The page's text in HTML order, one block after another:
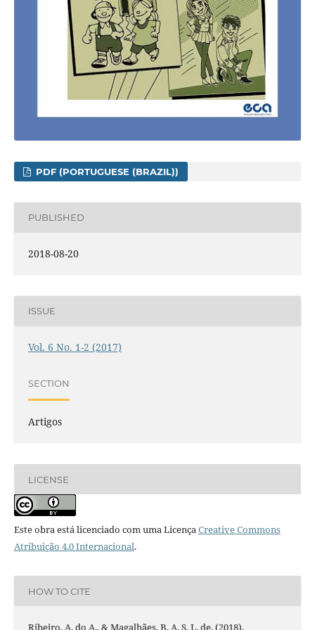
PDF (PORTUGUESE (BRAZIL))
PUBLISHED
2018-08-20
ISSUE
Vol. 6 No. 1-2 (2017)
SECTION
Artigos
LICENSE
Este obra está licenciado com uma LicençaCreative Commons
Atribuição 4.0 Internacional.
HOW TO CITE
Ribeiro, A. do A., & Magalhães, B. A. S. L. de. (2018).